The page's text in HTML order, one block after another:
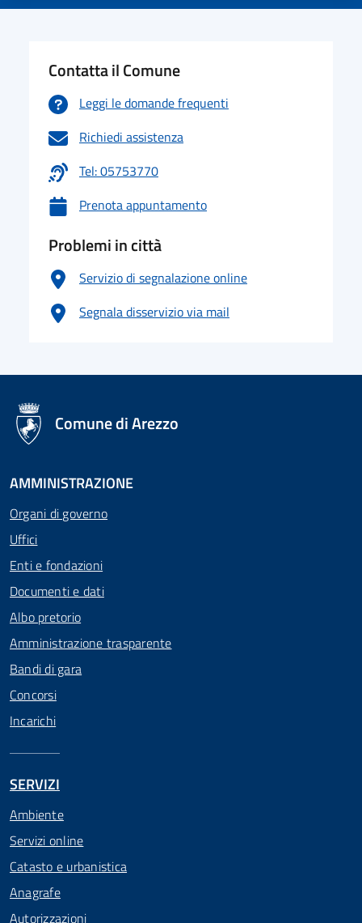
Contatta il Comune
Leggi le domande frequenti
Richiedi assistenza
Tel: 05753770
Prenota appuntamento
Problemi in città
Servizio di segnalazione online
Segnala disservizio via mail
logo Unione Europea
Comune di Arezzo
AMMINISTRAZIONE
Organi di governo
Uffici
Enti e fondazioni
Documenti e dati
Albo pretorio
Amministrazione trasparente
Bandi di gara
Concorsi
Incarichi
SERVIZI
Ambiente
Servizi online
Catasto e urbanistica
Anagrafe
Autorizzazioni